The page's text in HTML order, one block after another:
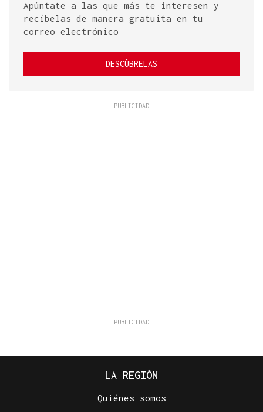
Apúntate a las que más te interesen y
recíbelas de manera gratuita en tu
correo electrónico
DESCÚBRELAS
LA REGIÓN
Quiénes somos